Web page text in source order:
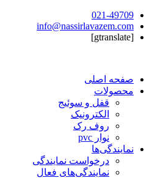
021-49709
info@nassirlavazem.com
[gtranslate]
صفحه اصلی
محصولات
قفل و سوئیج
الکترونیک
روف رک
نوار pvc
نمایندگی‌ها
درخواست نمایندگی
نمایندگی‌های فعال